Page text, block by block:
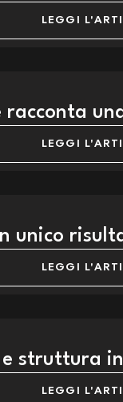
LEGGI
racconta
LEGGI
unico
LEGGI
struttura
LEGGI